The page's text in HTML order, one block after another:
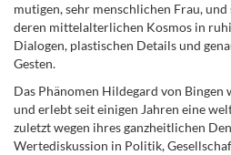
mutigen, sehr menschlichen Frau,
deren mittelalterlichen Kosmos in
Dialogen, plastischen Details und
Gesten.
Das Phänomen Hildegard von
und erlebt seit einigen Jahren eine
zuletzt wegen ihres ganzheitlichen
Wertediskussion in Politik,